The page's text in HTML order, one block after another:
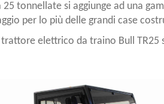
25 tonnellate si aggiunge ad una
per lo più delle grandi case
elettrico da traino Bull TR25